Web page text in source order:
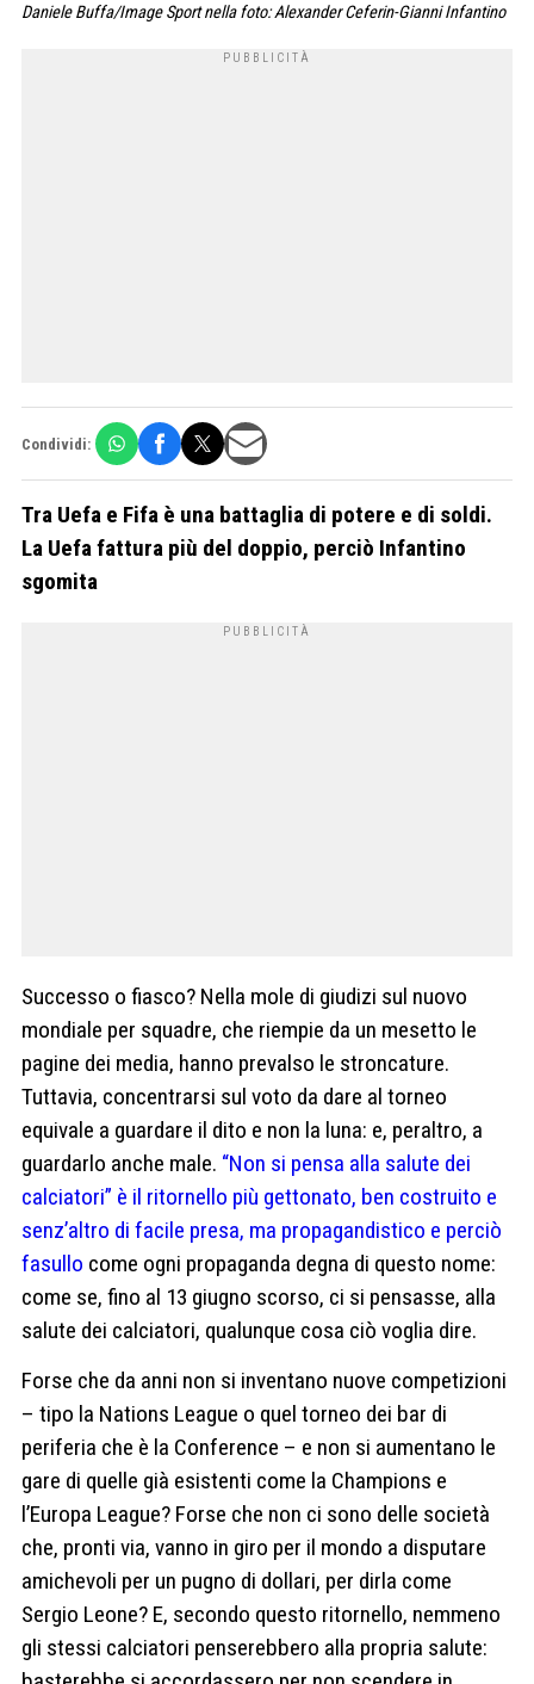
Daniele Buffa/Image Sport nella foto: Alexander Ceferin-Gianni Infantino
Condividi:
Tra Uefa e Fifa è una battaglia di potere e di soldi.
La Uefa fattura più del doppio, perciò Infantino
sgomita
Successo o fiasco? Nella mole di giudizi sul nuovo
mondiale per squadre, che riempie da un mesetto le
pagine dei media, hanno prevalso le stroncature.
Tuttavia, concentrarsi sul voto da dare al torneo
equivale a guardare il dito e non la luna: e, peraltro, a
guardarlo anche male. “Non si pensa alla salute dei
calciatori” è il ritornello più gettonato, ben costruito e
senz’altro di facile presa, ma propagandistico e perciò
fasullo come ogni propaganda degna di questo nome:
come se, fino al 13 giugno scorso, ci si pensasse, alla
salute dei calciatori, qualunque cosa ciò voglia dire.
Forse che da anni non si inventano nuove competizioni
– tipo la Nations League o quel torneo dei bar di
periferia che è la Conference – e non si aumentano le
gare di quelle già esistenti come la Champions e
l’Europa League? Forse che non ci sono delle società
che, pronti via, vanno in giro per il mondo a disputare
amichevoli per un pugno di dollari, per dirla come
Sergio Leone? E, secondo questo ritornello, nemmeno
gli stessi calciatori penserebbero alla propria salute: